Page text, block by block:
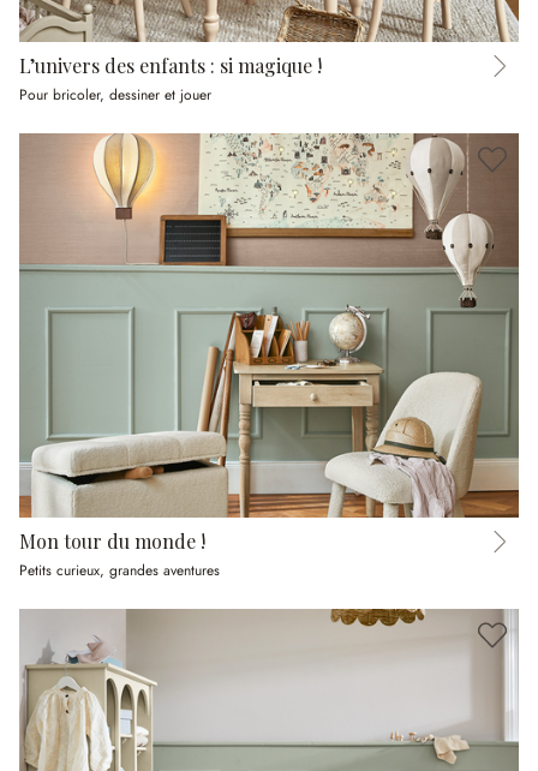
L’univers des enfants : si magique !
Pour bricoler, dessiner et jouer
Mon tour du monde !
Petits curieux, grandes aventures